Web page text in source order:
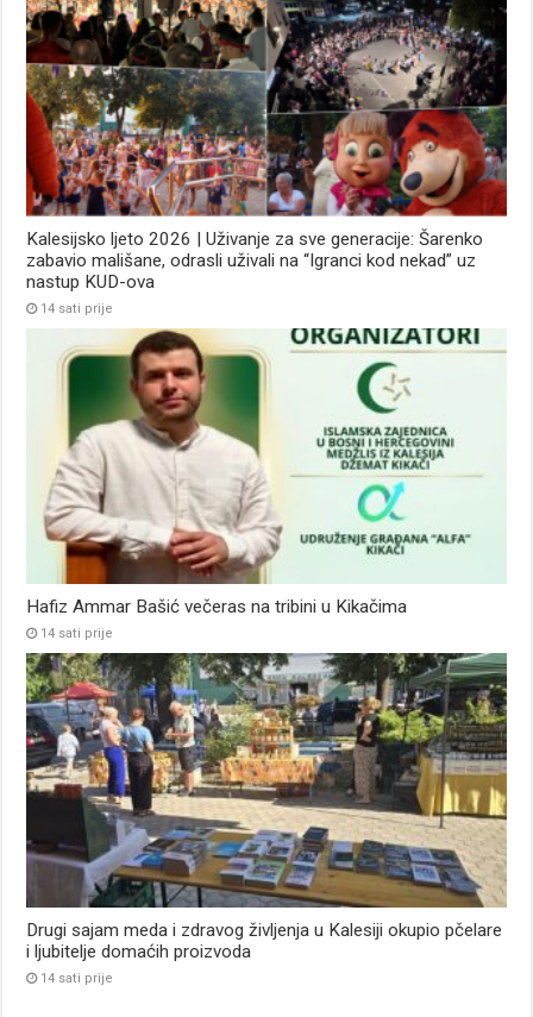
Kalesijsko ljeto 2026 | Uživanje za sve generacije: Šarenko
zabavio mališane, odrasli uživali na “Igranci kod nekad” uz
nastup KUD-ova
14 sati prije
Hafiz Ammar Bašić večeras na tribini u Kikačima
14 sati prije
Drugi sajam meda i zdravog življenja u Kalesiji okupio pčelare
i ljubitelje domaćih proizvoda
14 sati prije